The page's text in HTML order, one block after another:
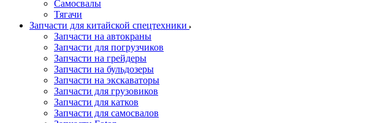
Самосвалы
Тягачи
Запчасти для китайской спецтехники
Запчасти на автокраны
Запчасти для погрузчиков
Запчасти на грейдеры
Запчасти на бульдозеры
Запчасти на экскаваторы
Запчасти для грузовиков
Запчасти для катков
Запчасти для самосвалов